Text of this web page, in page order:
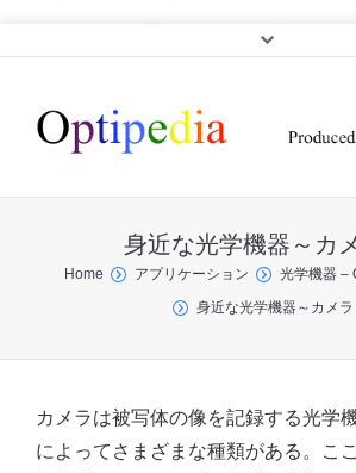
ピッ
光基
ン
サ
身近な光学機器～カ
You are here:
Home アプリケーション
光学機器 –
身近な光学機器～カメラ
カメラは被写体の像を記録する光学
によってさまざまな種類がある。こ